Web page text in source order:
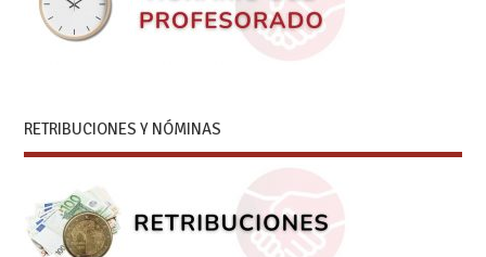
RETRIBUCIONES Y NÓMINAS